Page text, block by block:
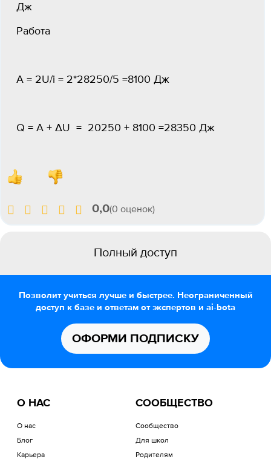
Дж
Работа
A = 2U/i = 2*28250/5 =8100 Дж
Q = A + ΔU = 20250 + 8100 =28350 Дж
0,0(0 оценок)
Полный доступ
Позволит учиться лучше и быстрее. Неограниченный
доступ к базе и ответам от экспертов и ai-bota
ОФОРМИ ПОДПИСКУ
О НАС
О нас
Блог
Карьера
СООБЩЕСТВО
Сообщество
Для школ
Родителям